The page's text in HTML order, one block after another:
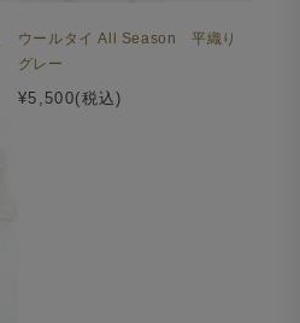
ウールタイ All Season 平織り
グレー
¥5,500(税込)